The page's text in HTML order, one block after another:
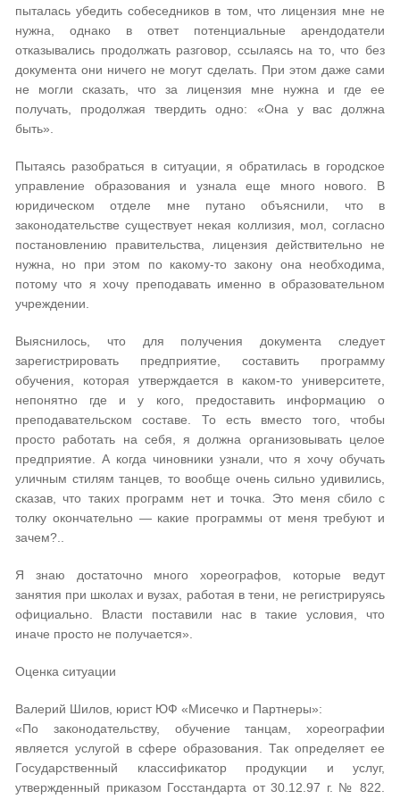
пыталась убедить собеседников в том, что лицензия мне не
нужна, однако в ответ потенциальные арендодатели
отказывались продолжать разговор, ссылаясь на то, что без
документа они ничего не могут сделать. При этом даже сами
не могли сказать, что за лицензия мне нужна и где ее
получать, продолжая твердить одно: «Она у вас должна
быть».
Пытаясь разобраться в ситуации, я обратилась в городское
управление образования и узнала еще много нового. В
юридическом отделе мне путано объяснили, что в
законодательстве существует некая коллизия, мол, согласно
постановлению правительства, лицензия действительно не
нужна, но при этом по какому-то закону она необходима,
потому что я хочу преподавать именно в образовательном
учреждении.
Выяснилось, что для получения документа следует
зарегистрировать предприятие, составить программу
обучения, которая утверждается в каком-то университете,
непонятно где и у кого, предоставить информацию о
преподавательском составе. То есть вместо того, чтобы
просто работать на себя, я должна организовывать целое
предприятие. А когда чиновники узнали, что я хочу обучать
уличным стилям танцев, то вообще очень сильно удивились,
сказав, что таких программ нет и точка. Это меня сбило с
толку окончательно — какие программы от меня требуют и
зачем?..
Я знаю достаточно много хореографов, которые ведут
занятия при школах и вузах, работая в тени, не регистрируясь
официально. Власти поставили нас в такие условия, что
иначе просто не получается».
Оценка ситуации
Валерий Шилов, юрист ЮФ «Мисечко и Партнеры»:
«По законодательству, обучение танцам, хореографии
является услугой в сфере образования. Так определяет ее
Государственный классификатор продукции и услуг,
утвержденный приказом Госстандарта от 30.12.97 г. № 822.